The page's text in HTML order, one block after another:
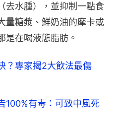
去水腫），並抑制一點食
量糖漿、鮮奶油的摩卡或
是在喝液態脂肪。
？專家揭2大飲法最傷
100%有毒：可致中風死